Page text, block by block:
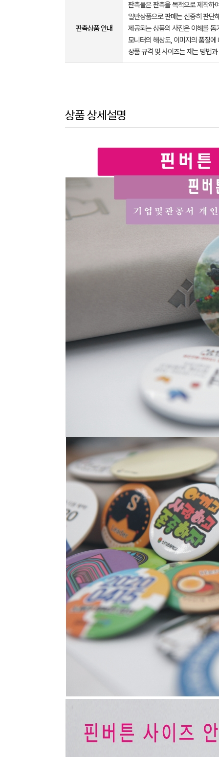
판촉상품 안내
판촉물은 판촉을 목적으로 제작하
일반상품으로 판매는 신중히 판단
제공되는 상품의 사진은 이해를
모니터의 해상도, 이미지의 품질
상품 규격 및 사이즈는 재는 방법
상품 상세설명